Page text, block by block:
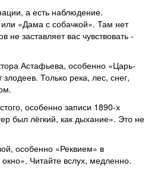
а есть наблюдение.
«Дама с собачкой». Там нет
заставляет вас чувствовать -
Астафьева, особенно «Царь-
Только река, лес, снег,
особенно записи 1890-х
был лёгкий, как дыхание». Это не
особенно «Реквием» в
Читайте вслух, медленно.